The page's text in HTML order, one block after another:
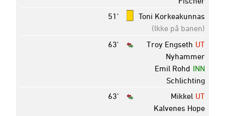
51'
Toni Korkeakunnas
(Ikke på banen)
63'
UT
Troy Engseth
Nyhammer
INN
Emil Rohd
Schlichting
63'
UT
Mikkel
Kalvenes Hope